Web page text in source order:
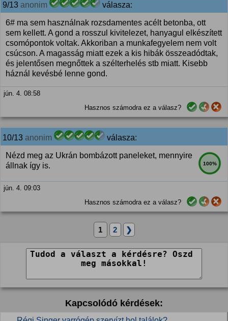
9/13 anonim válasza:
6# ma sem használnak rozsdamentes acélt betonba, ott
sem kellett. A gond a rosszul kivitelezet, hanyagul elkészített
csomópontok voltak. Akkoriban a munkafegyelem nem volt
csúcson. A magasság miatt ezek a kis hibák összeadódtak,
és jelentősen megnőttek a szélterhelés stb miatt. Kisebb
háznál kevésbé lenne gond.
jún. 4. 08:58
Hasznos számodra ez a válasz?
10/13 anonim válasza:
100%
Nézd meg az Ukrán bombázott paneleket, mennyire
állnak így is.
jún. 4. 09:03
Hasznos számodra ez a válasz?
1 2 ❯
Kapcsolódó kérdések: